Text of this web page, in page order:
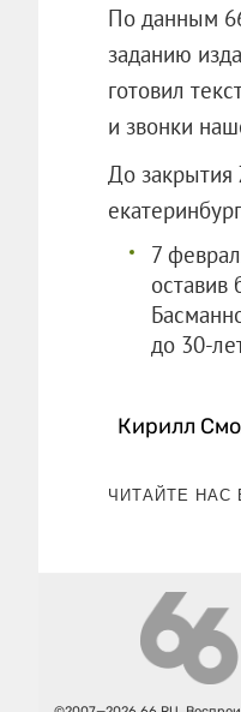
По данным
заданию
готовил
и звонки
До закрытия
7
оставив
до 30-
Кирилл
ЧИТАЙТЕ НАС